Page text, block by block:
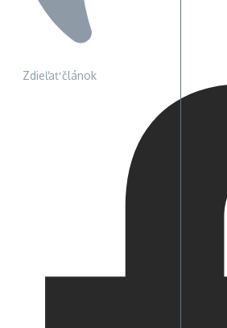
Zdieľať článok